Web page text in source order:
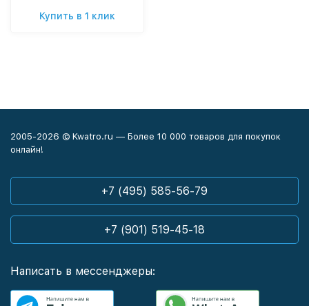
Купить в 1 клик
2005-2026 © Kwatro.ru — Более 10 000 товаров для покупок
онлайн!
+7 (495) 585-56-79
+7 (901) 519-45-18
Написать в мессенджеры: